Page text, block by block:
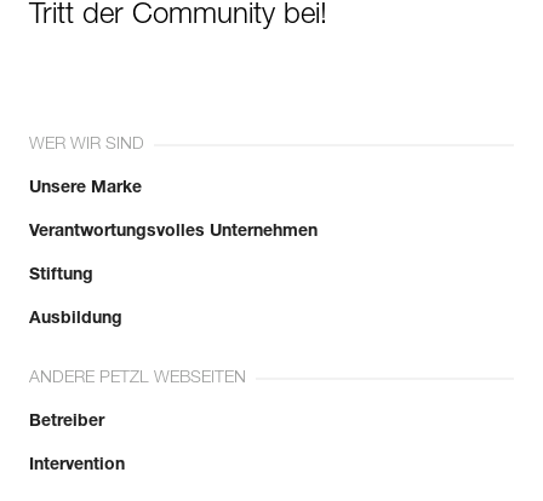
Tritt der Community bei!
WER WIR SIND
Unsere Marke
Verantwortungsvolles Unternehmen
Stiftung
Ausbildung
ANDERE PETZL WEBSEITEN
Betreiber
Intervention